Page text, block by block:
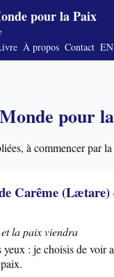
pour la Paix
À propos Contact EN
pour
à commencer par
Carême
la paix viendra
: je choisis de voir